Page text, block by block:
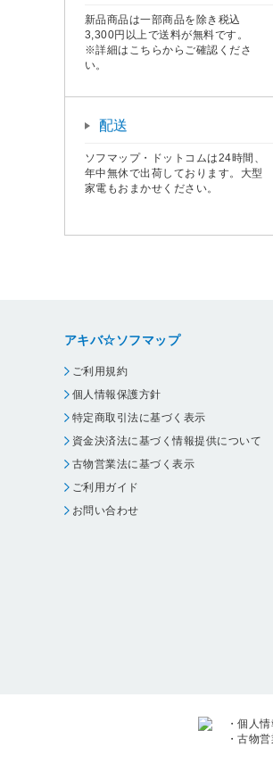
新品商品は一部商品を除き税込
3,300円以上で送料が無料です。
※詳細はこちらからご確認くださ
い。
配送
ソフマップ・ドットコムは24時間、
年中無休で出荷しております。大型
家電もおまかせください。
アキバ☆ソフマップ
ご利用規約
個人情報保護方針
特定商取引法に基づく表示
資金決済法に基づく情報提供について
古物営業法に基づく表示
ご利用ガイド
お問い合わせ
・個人
・古物